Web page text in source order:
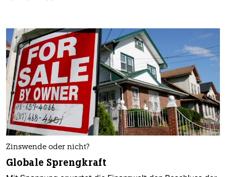
Zinswende oder nicht?
Globale Sprengkraft